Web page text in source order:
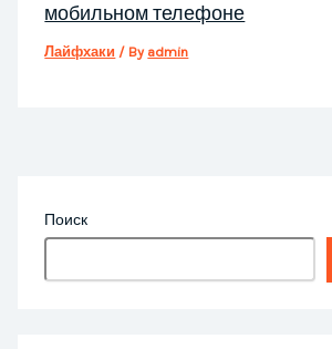
мобильном телефоне
Лайфхаки / By admin
Поиск